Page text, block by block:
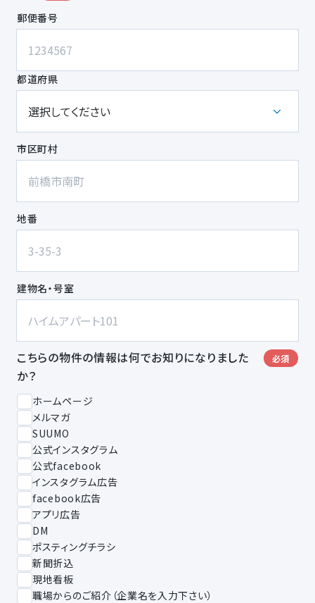
郵便番号
都道府県
市区町村
地番
建物名・号室
必須
こちらの物件の情報は何でお知りになりました
か？
ホームページ
メルマガ
SUUMO
公式インスタグラム
公式facebook
インスタグラム広告
facebook広告
アプリ広告
DM
ポスティングチラシ
新聞折込
現地看板
職場からのご紹介（企業名を入力下さい）